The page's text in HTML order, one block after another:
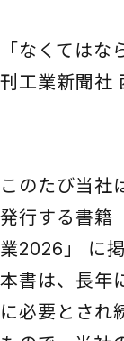
「なくては
刊工業新聞社
このたび当社
発行する書籍
業2026」 に
本書は、長年
に必要とされ